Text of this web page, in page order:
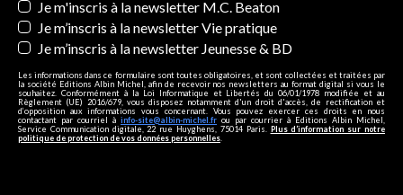
Je m'inscris à la newsletter M.C. Beaton
Je m’inscris à la newsletter Vie pratique
Je m’inscris à la newsletter Jeunesse & BD
Les informations dans ce formulaire sont toutes obligatoires, et sont collectées et traitées par
la société Editions Albin Michel, afin de recevoir nos newsletters au format digital si vous le
souhaitez. Conformément à la Loi Informatique et Libertés du 06/01/1978 modifiée et au
Règlement (UE) 2016/679, vous disposez notamment d'un droit d'accès, de rectification et
d’opposition aux informations vous concernant. Vous pouvez exercer ces droits en nous
contactant par courriel à info-site@albin-michel.fr ou par courrier à Editions Albin Michel,
Service Communication digitale, 22 rue Huyghens, 75014 Paris. Plus d’information sur notre
politique de protection de vos données personnelles